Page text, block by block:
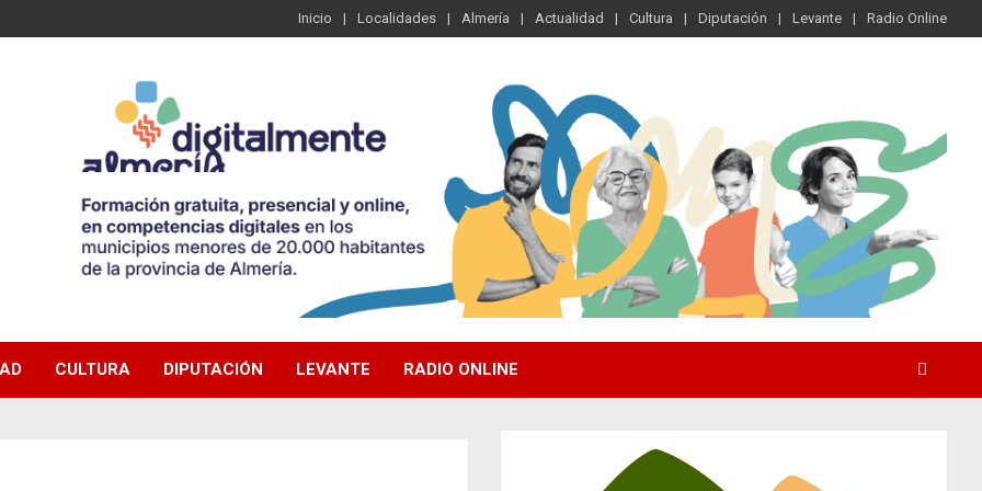
Inicio Localidades Almería Actualidad Cultura Diputación Levante Radio Online
CULTURA DIPUTACIÓN LEVANTE RADIO ONLINE